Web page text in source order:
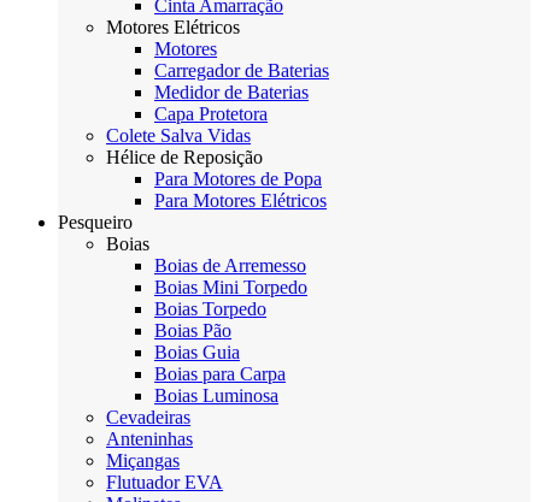
Cinta Amarração
Motores Elétricos
Motores
Carregador de Baterias
Medidor de Baterias
Capa Protetora
Colete Salva Vidas
Hélice de Reposição
Para Motores de Popa
Para Motores Elétricos
Pesqueiro
Boias
Boias de Arremesso
Boias Mini Torpedo
Boias Torpedo
Boias Pão
Boias Guia
Boias para Carpa
Boias Luminosa
Cevadeiras
Anteninhas
Miçangas
Flutuador EVA